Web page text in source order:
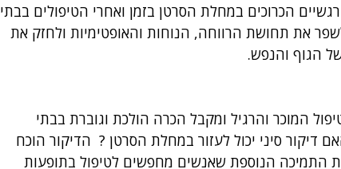
הכרוכים במחלת הסרטן בזמן ואחרי הטיפולים בבתי
את תחושת הרווחה, הנוחות והאופטימיות ולחזק את
הגוף והנפש.
המוכר והרגיל ומקבל הכרה הולכת וגוברת בבתי
דיקור סיני יכול לעזור במחלת הסרטן ?  הדיקור הוכח
התמיכה הנוספת שאנשים מחפשים לטיפול בתופעות